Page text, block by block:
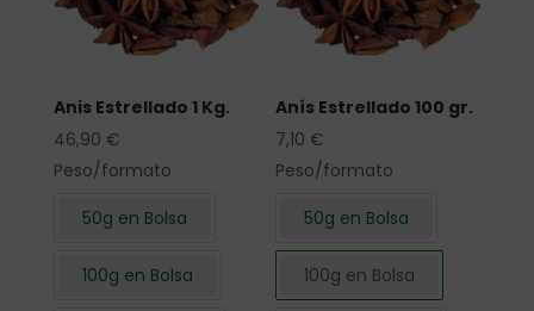
Anis Estrellado 1 Kg.
46,90 €
Peso/formato
50g en Bolsa
100g en Bolsa
Anís Estrellado 100 gr.
7,10 €
Peso/formato
50g en Bolsa
100g en Bolsa